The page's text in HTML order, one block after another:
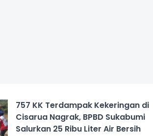
757 KK Terdampak Kekeringan di
Cisarua Nagrak, BPBD Sukabumi
Salurkan 25 Ribu Liter Air Bersih